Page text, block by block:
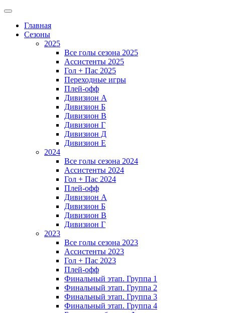
Главная
Сезоны
2025
Все голы сезона 2025
Ассистенты 2025
Гол + Пас 2025
Переходные игры
Плей-офф
Дивизион A
Дивизион Б
Дивизион В
Дивизион Г
Дивизион Д
Дивизион Е
2024
Все голы сезона 2024
Ассистенты 2024
Гол + Пас 2024
Плей-офф
Дивизион A
Дивизион Б
Дивизион В
Дивизион Г
2023
Все голы сезона 2023
Ассистенты 2023
Гол + Пас 2023
Плей-офф
Финальный этап. Группа 1
Финальный этап. Группа 2
Финальный этап. Группа 3
Финальный этап. Группа 4